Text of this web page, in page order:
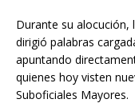
Durante su alocución,
dirigió palabras
apuntando
quienes hoy visten
Suboficiales Mayores.